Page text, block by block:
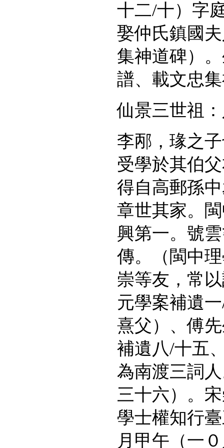
十二/十）字
娶仲氏鎮國
集神道碑）
譜、載文忠
仙景三世祖
李邴，瑑之
受學於其伯
得自高郵孫
章世其家。
興第一。號
傳。（閩中
崇等友，常
元學案補遺一
熹父）、傅
補遺八/十五
為南渡三詞
三十六）。
學士權知行
月甲午（一